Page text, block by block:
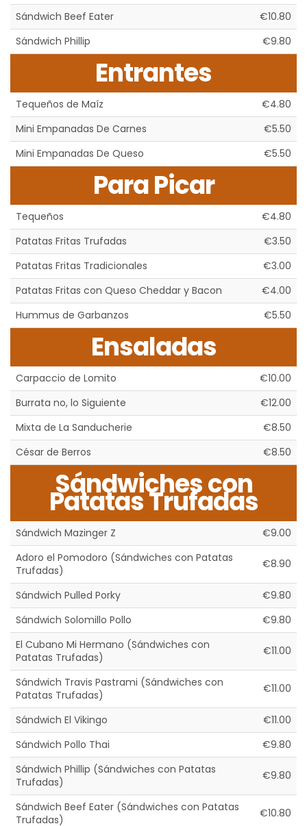
Sándwich Beef Eater
€10.80
Sándwich Phillip
€9.80
Entrantes
Tequeños de Maíz
€4.80
Mini Empanadas De Carnes
€5.50
Mini Empanadas De Queso
€5.50
Para Picar
Tequeños
€4.80
Patatas Fritas Trufadas
€3.50
Patatas Fritas Tradicionales
€3.00
Patatas Fritas con Queso Cheddar y Bacon
€4.00
Hummus de Garbanzos
€5.50
Ensaladas
Carpaccio de Lomito
€10.00
Burrata no, lo Siguiente
€12.00
Mixta de La Sanducherie
€8.50
César de Berros
€8.50
Sándwiches con
Patatas Trufadas
Sándwich Mazinger Z
€9.00
Adoro el Pomodoro (Sándwiches con Patatas
Trufadas)
€8.90
Sándwich Pulled Porky
€9.80
Sándwich Solomillo Pollo
€9.80
El Cubano Mi Hermano (Sándwiches con
Patatas Trufadas)
€11.00
Sándwich Travis Pastrami (Sándwiches con
Patatas Trufadas)
€11.00
Sándwich El Vikingo
€11.00
Sándwich Pollo Thai
€9.80
Sándwich Phillip (Sándwiches con Patatas
Trufadas)
€9.80
Sándwich Beef Eater (Sándwiches con Patatas
Trufadas)
€10.80